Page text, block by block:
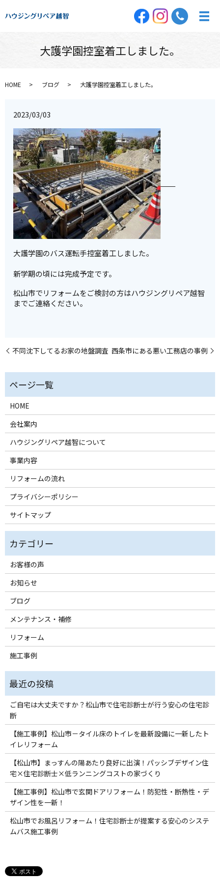
大護学園控室着工しました。
HOME ブログ 大護学園控室着工しました。
2023/03/03
大護学園のバス運転手控室着工しました。
新学期の頃には完成予定です。
松山市でリフォームをご検討の方はハウジングリペア越智
までご連絡ください。
不同沈下してるお家の地盤調査 西条市にある悪い工務店の事例
HOME
会社案内
ハウジングリペア越智について
事業内容
リフォームの流れ
プライバシーポリシー
サイトマップ
お客様の声
お知らせ
ブログ
メンテナンス・補修
リフォーム
施工事例
ご自宅は大丈夫ですか？松山市で住宅診断士が行う安心の住宅診
断
【施工事例】松山市－タイル床のトイレを最新設備に一新したト
イレリフォーム
【松山市】まっすんの陽あたり良好に出演！パッシブデザイン住
宅×住宅診断士×低ランニングコストの家づくり
【施工事例】松山市で玄関ドアリフォーム！防犯性・断熱性・デ
ザイン性を一新！
松山市でお風呂リフォーム！住宅診断士が提案する安心のシステ
ムバス施工事例